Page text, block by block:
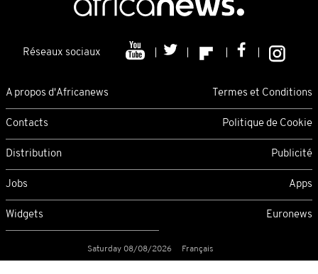
Réseaux sociaux
A propos d'Africanews Termes et Conditions
Contacts Politique de Cookie
Distribution Publicité
Jobs Apps
Widgets Euronews
Saturday 08/08/2026